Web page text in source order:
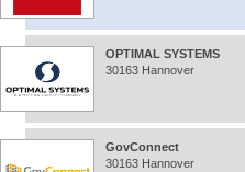
OPTIMAL SYSTEMS
30163 Hannover
GovConnect
30163 Hannover